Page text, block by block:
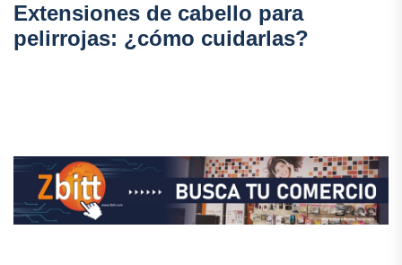
Extensiones de cabello para
pelirrojas: ¿cómo cuidarlas?